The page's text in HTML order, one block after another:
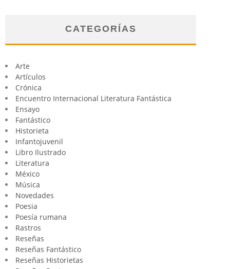
CATEGORÍAS
Arte
Artículos
Crónica
Encuentro Internacional Literatura Fantástica
Ensayo
Fantástico
Historieta
Infantojuvenil
Libro Ilustrado
Literatura
México
Música
Novedades
Poesia
Poesía rumana
Rastros
Reseñas
Reseñas Fantástico
Reseñas Historietas